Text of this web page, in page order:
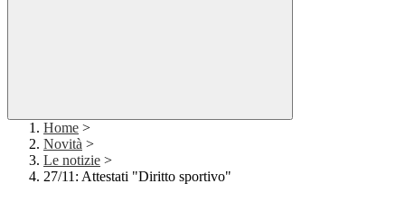
Home >
Novità >
Le notizie >
27/11: Attestati "Diritto sportivo"